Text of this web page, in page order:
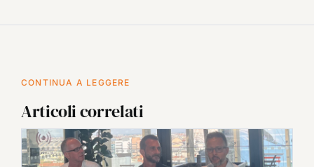
CONTINUA A LEGGERE
Articoli correlati